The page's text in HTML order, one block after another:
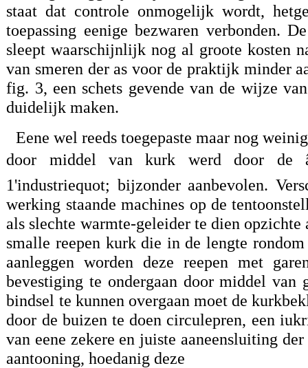
staat dat controle onmogelijk wordt,
toepassing eenige bezwaren verbonden.
sleept waarschijnlijk nog al groote kosten
van smeren der as voor de praktijk minder
fig. 3, een schets gevende van de wijze
duidelijk maken.
Eene wel reeds toegepaste maar nog
door middel van kurk werd door de
1'industriequot; bijzonder aanbevolen.
werking staande machines op de
als slechte warmte-geleider te dien
smalle reepen kurk die in de lengte
aanleggen worden deze reepen met
bevestiging te ondergaan door middel
bindsel te kunnen overgaan moet de
door de buizen te doen circulepren, een
van eene zekere en juiste aaneensluiting
aantooning, hoedanig deze